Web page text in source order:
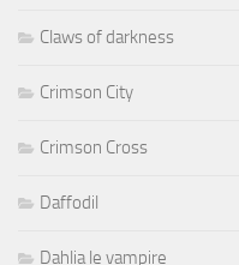
Claws of darkness
Crimson City
Crimson Cross
Daffodil
Dahlia le vampire